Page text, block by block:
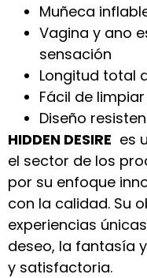
Muñeca
Vagina y ano
sensación
Longitud total
Fácil de
Diseño
HIDDEN DESIRE es
el sector de los
por su enfoque
con la calidad. Su
experiencias
deseo, la fantasía
y satisfactoria.